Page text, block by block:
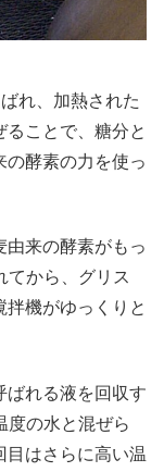
れ、加熱された
ことで、糖分と
の酵素の力を使っ
由来の酵素がもっ
てから、グリス
拌機がゆっくりと
ばれる液を回収す
度の水と混ぜら
目はさらに高い温